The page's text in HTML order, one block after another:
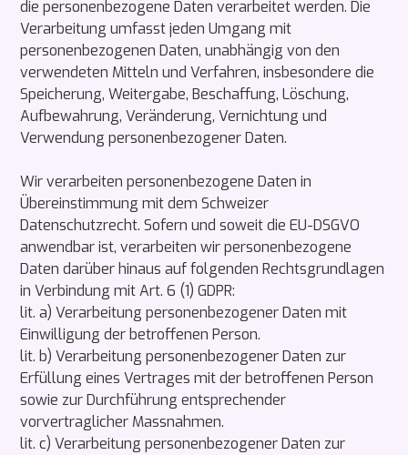
die personenbezogene Daten verarbeitet werden. Die
Verarbeitung umfasst jeden Umgang mit
personenbezogenen Daten, unabhängig von den
verwendeten Mitteln und Verfahren, insbesondere die
Speicherung, Weitergabe, Beschaffung, Löschung,
Aufbewahrung, Veränderung, Vernichtung und
Verwendung personenbezogener Daten.
Wir verarbeiten personenbezogene Daten in
Übereinstimmung mit dem Schweizer
Datenschutzrecht. Sofern und soweit die EU-DSGVO
anwendbar ist, verarbeiten wir personenbezogene
Daten darüber hinaus auf folgenden Rechtsgrundlagen
in Verbindung mit Art. 6 (1) GDPR:
lit. a) Verarbeitung personenbezogener Daten mit
Einwilligung der betroffenen Person.
lit. b) Verarbeitung personenbezogener Daten zur
Erfüllung eines Vertrages mit der betroffenen Person
sowie zur Durchführung entsprechender
vorvertraglicher Massnahmen.
lit. c) Verarbeitung personenbezogener Daten zur